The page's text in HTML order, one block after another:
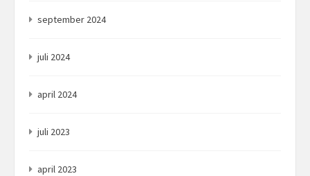
september 2024
juli 2024
april 2024
juli 2023
april 2023